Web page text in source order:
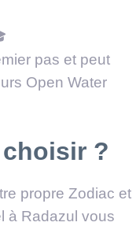
pas et peut
Open Water
?
propre Zodiac et
à Radazul vous